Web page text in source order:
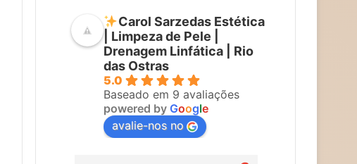
Carol Sarzedas Estética
| Limpeza de Pele |
Drenagem Linfática | Rio
das Ostras
5.0
Baseado em 9 avaliações
powered by Google
avalie-nos no